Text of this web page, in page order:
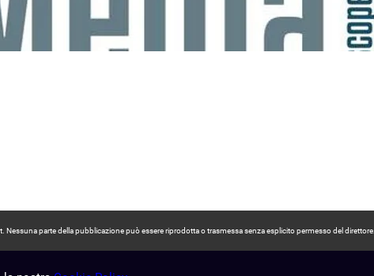
parte della pubblicazione può essere riprodotta o trasmessa senza esplicito permesso del direttore.